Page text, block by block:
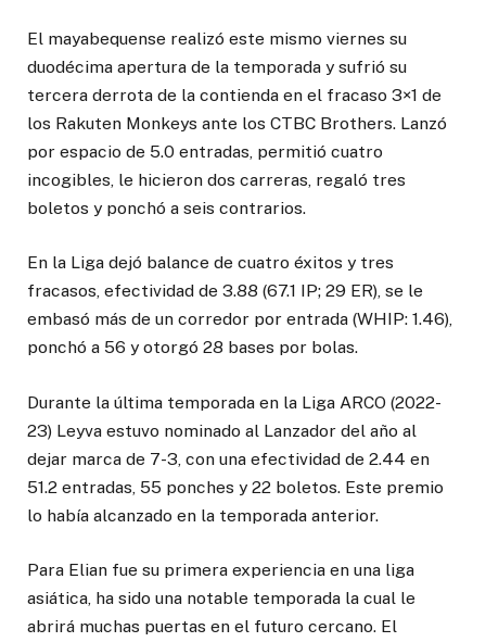
El mayabequense realizó este mismo viernes su
duodécima apertura de la temporada y sufrió su
tercera derrota de la contienda en el fracaso 3×1 de
los Rakuten Monkeys ante los CTBC Brothers. Lanzó
por espacio de 5.0 entradas, permitió cuatro
incogibles, le hicieron dos carreras, regaló tres
boletos y ponchó a seis contrarios.
En la Liga dejó balance de cuatro éxitos y tres
fracasos, efectividad de 3.88 (67.1 IP; 29 ER), se le
embasó más de un corredor por entrada (WHIP: 1.46),
ponchó a 56 y otorgó 28 bases por bolas.
Durante la última temporada en la Liga ARCO (2022-
23) Leyva estuvo nominado al Lanzador del año al
dejar marca de 7-3, con una efectividad de 2.44 en
51.2 entradas, 55 ponches y 22 boletos. Este premio
lo había alcanzado en la temporada anterior.
Para Elian fue su primera experiencia en una liga
asiática, ha sido una notable temporada la cual le
abrirá muchas puertas en el futuro cercano. El